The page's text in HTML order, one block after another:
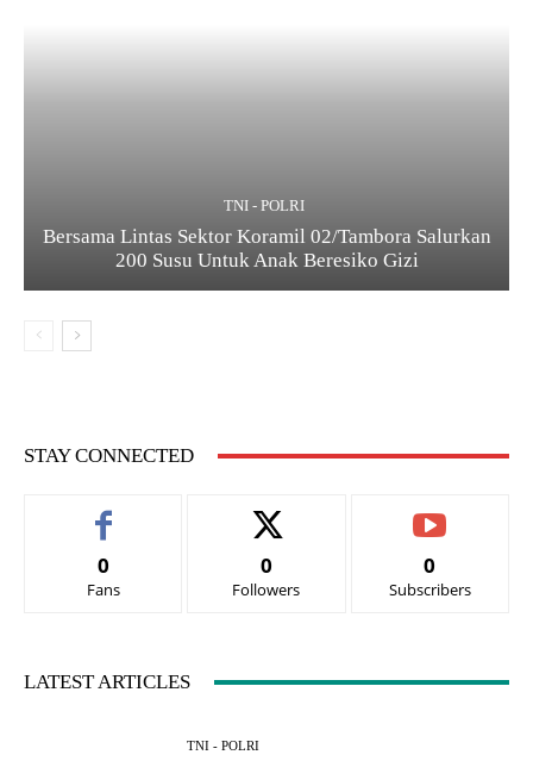
TNI - POLRI
Bersama Lintas Sektor Koramil 02/Tambora Salurkan
200 Susu Untuk Anak Beresiko Gizi
STAY CONNECTED
0
Fans
0
Followers
0
Subscribers
LATEST ARTICLES
TNI - POLRI